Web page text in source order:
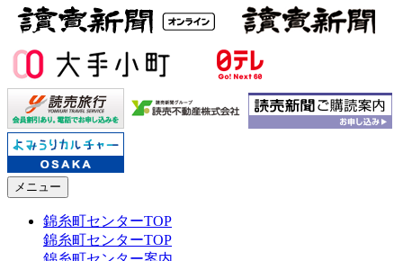
メニュー
錦糸町センターTOP
錦糸町センターTOP